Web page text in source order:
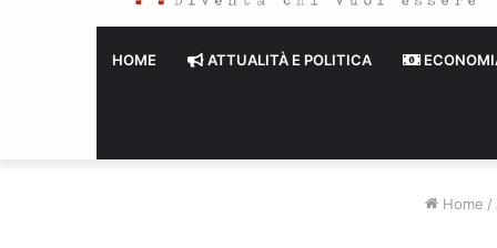
HOME ATTUALITÀ E POLITICA
Home /